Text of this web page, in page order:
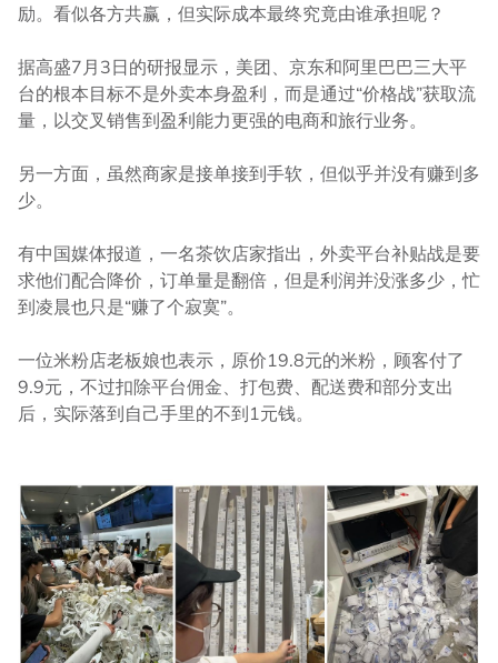
励。看似各方共赢，但实际成本最终究竟由谁承担呢？
据高盛7月3日的研报显示，美团、京东和阿里巴巴三大平
台的根本目标不是外卖本身盈利，而是通过“价格战”获取流
量，以交叉销售到盈利能力更强的电商和旅行业务。
另一方面，虽然商家是接单接到手软，但似乎并没有赚到多
少。
有中国媒体报道，一名茶饮店家指出，外卖平台补贴战是要
求他们配合降价，订单量是翻倍，但是利润并没涨多少，忙
到凌晨也只是“赚了个寂寞”。
一位米粉店老板娘也表示，原价19.8元的米粉，顾客付了
9.9元，不过扣除平台佣金、打包费、配送费和部分支出
后，实际落到自己手里的不到1元钱。